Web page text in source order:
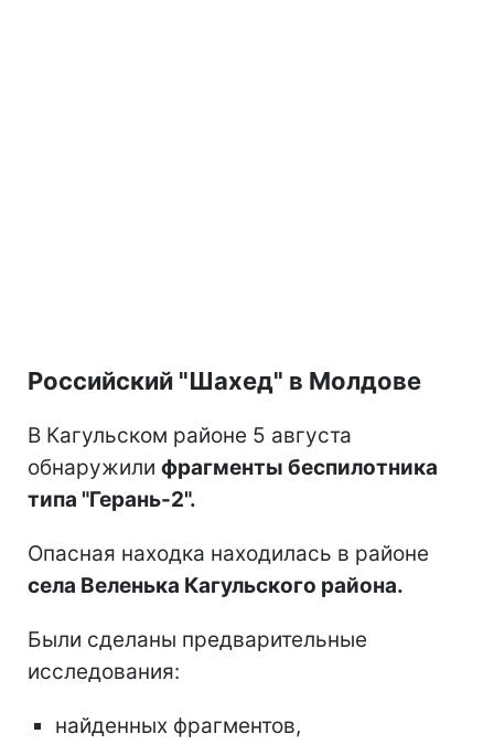
Российский "Шахед" в Молдове
В Кагульском районе 5 августа
обнаружили фрагменты беспилотника
типа "Герань-2".
Опасная находка находилась в районе
села Веленька Кагульского района.
Были сделаны предварительные
исследования:
найденных фрагментов,